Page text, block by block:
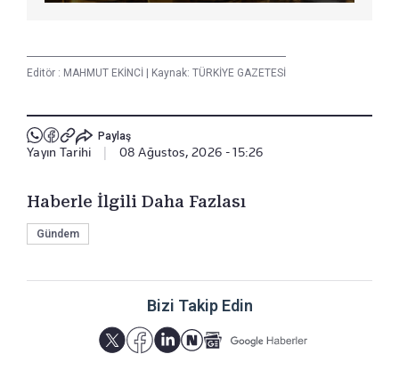
Editör : MAHMUT EKİNCİ | Kaynak: TÜRKİYE GAZETESİ
Paylaş
Yayın Tarihi | 08 Ağustos, 2026 - 15:26
Haberle İlgili Daha Fazlası
Gündem
Bizi Takip Edin